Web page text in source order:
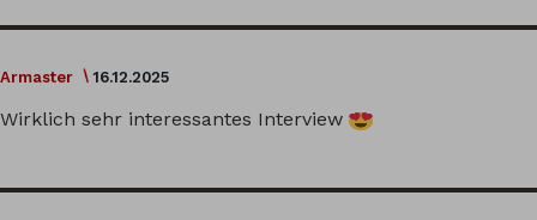
Armaster 16.12.2025
Wirklich sehr interessantes Interview